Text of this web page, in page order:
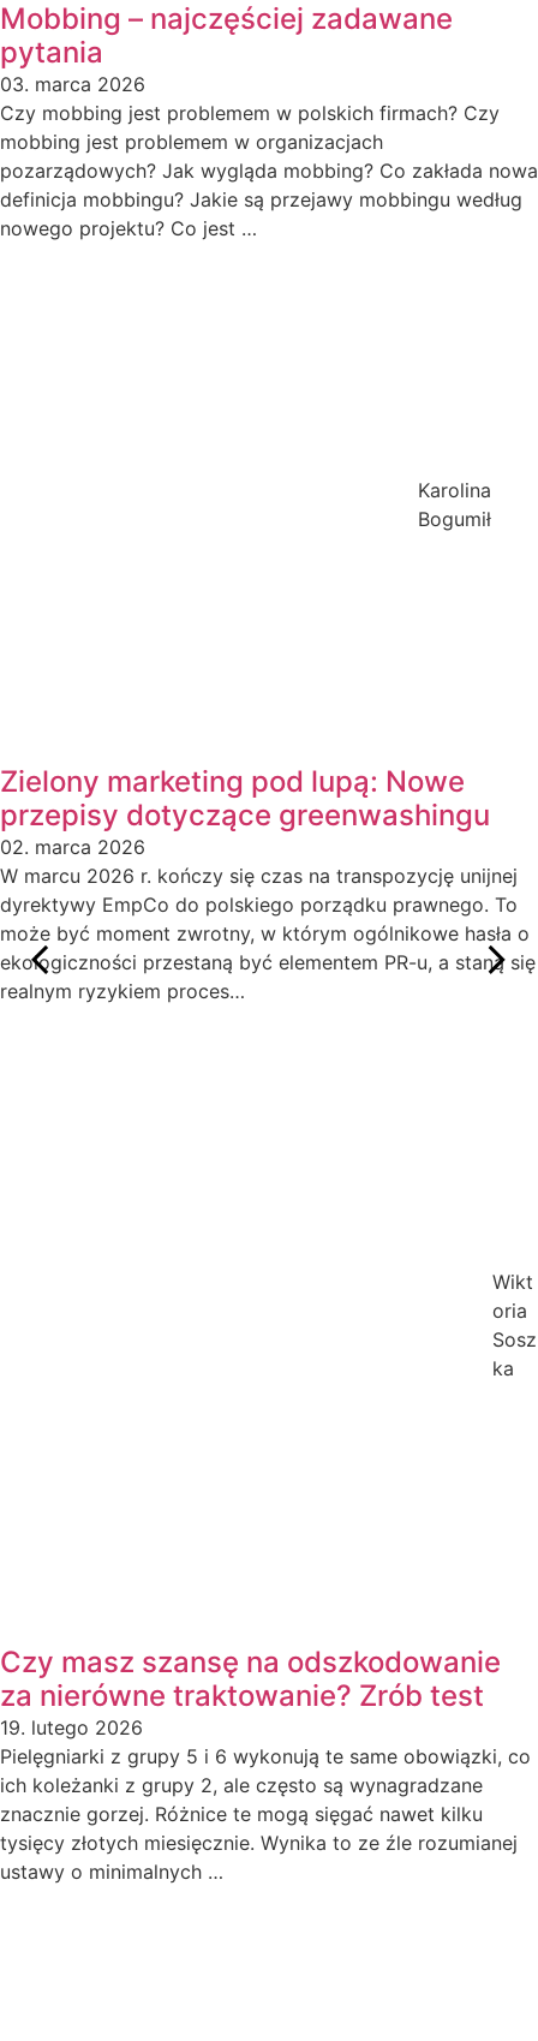
Mobbing – najczęściej zadawane
pytania
03. marca 2026
Czy mobbing jest problemem w polskich firmach? Czy
mobbing jest problemem w organizacjach
pozarządowych? Jak wygląda mobbing? Co zakłada nowa
definicja mobbingu? Jakie są przejawy mobbingu według
nowego projektu? Co jest …
Karolina
Bogumił
Zielony marketing pod lupą: Nowe
przepisy dotyczące greenwashingu
02. marca 2026
W marcu 2026 r. kończy się czas na transpozycję unijnej
dyrektywy EmpCo do polskiego porządku prawnego. To
może być moment zwrotny, w którym ogólnikowe hasła o
ekologiczności przestaną być elementem PR-u, a staną się
realnym ryzykiem proces…
Wikt
oria
Sosz
ka
Czy masz szansę na odszkodowanie
za nierówne traktowanie? Zrób test
19. lutego 2026
Pielęgniarki z grupy 5 i 6 wykonują te same obowiązki, co
ich koleżanki z grupy 2, ale często są wynagradzane
znacznie gorzej. Różnice te mogą sięgać nawet kilku
tysięcy złotych miesięcznie. Wynika to ze źle rozumianej
ustawy o minimalnych …